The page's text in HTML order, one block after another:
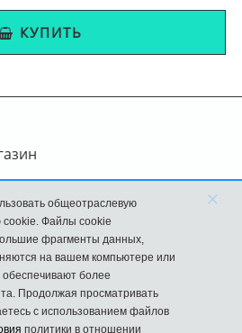
КУПИТЬ
общеотраслевую
cookie. Файлы cookie
фрагменты данных,
на вашем компьютере или
более
Продолжая просматривать
с использованием файлов
политики в отношении
×